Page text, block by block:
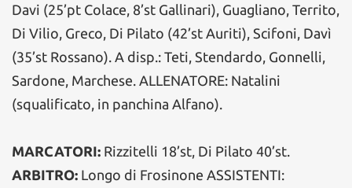
Davi (25’pt Colace, 8’st Gallinari), Guagliano, Territo,
Di Vilio, Greco, Di Pilato (42’st Auriti), Scifoni, Davì
(35’st Rossano). A disp.: Teti, Stendardo, Gonnelli,
Sardone, Marchese. ALLENATORE: Natalini
(squalificato, in panchina Alfano).
MARCATORI: Rizzitelli 18’st, Di Pilato 40’st.
ARBITRO: Longo di Frosinone ASSISTENTI: